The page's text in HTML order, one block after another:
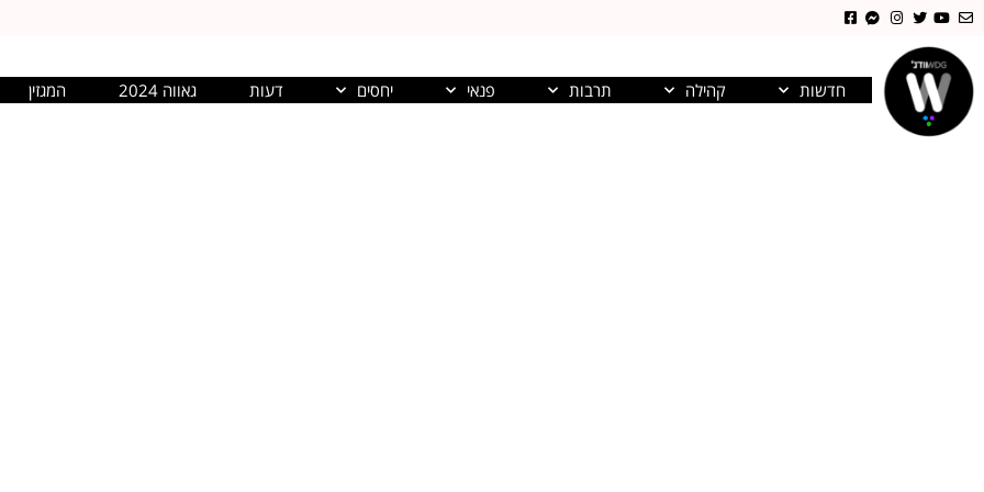
חדשות קהילה תרבות פנאי יחסים דעות גאווה 2024 המגזין